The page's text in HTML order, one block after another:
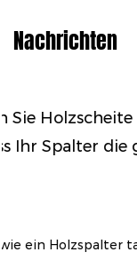
Nachrichten
So
Warum
auf die